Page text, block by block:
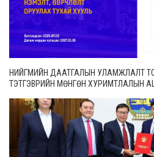
НИЙГМИЙН ДААТГАЛЫН УЛАМЖЛАЛТ
ТЭТГЭВРИЙН МӨНГӨН ХУРИМТЛАЛЫН